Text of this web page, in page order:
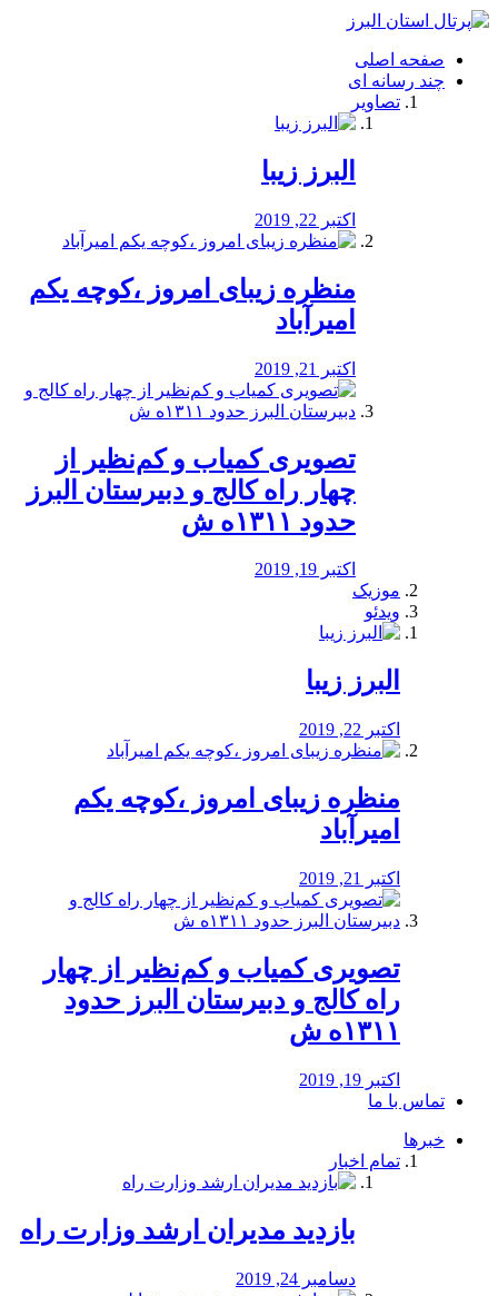
فصد
شرق
تهران
خشکشویی
صفحه اصلی
چند رسانه ای
تصاویر
البرز زیبا
اکتبر 22, 2019
منظره‌‌ زیبای امروز ،کوچه یکم
امیرآباد
اکتبر 21, 2019
️تصویری کمیاب و کم‌نظیر از
چهار راه كالج و دبيرستان البرز
حدود ۱۳۱۱ه ش
اکتبر 19, 2019
موزیک
ویدئو
البرز زیبا
اکتبر 22, 2019
منظره‌‌ زیبای امروز ،کوچه یکم
امیرآباد
اکتبر 21, 2019
️تصویری کمیاب و کم‌نظیر از چهار
راه كالج و دبيرستان البرز حدود
۱۳۱۱ه ش
اکتبر 19, 2019
تماس با ما
خبرها
تمام اخبار
بازدید مدیران ارشد وزارت راه
دسامبر 24, 2019